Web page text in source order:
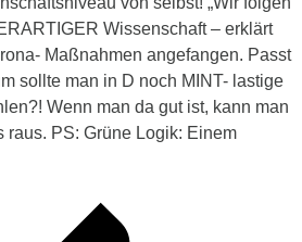
Wissenschaft – erklärt
Maßnahmen angefangen. Passt
sollte man in D noch MINT- lastige
Wenn man da gut ist, kann man
raus. PS: Grüne Logik: Einem